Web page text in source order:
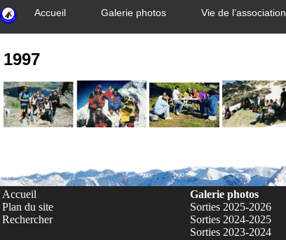
Accueil Galerie photos Vie de l’association
1997
Accueil
Plan du site
Rechercher
Galerie photos
Sorties 2025-2026
Sorties 2024-2025
Sorties 2023-2024